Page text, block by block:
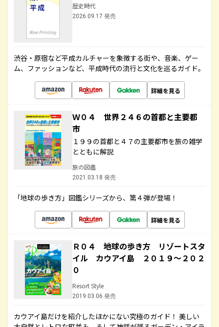
歴史時代
2026.09.17 発売
渋谷・原宿など平成カルチャーを象徴する街や、音楽、ゲー
ム、ファッションなど、平成時代の流行と文化を巡るガイド。
詳細を見る
Ｗ０４ 世界２４６の首都と主要都
市
１９９の首都と４７の主要都市を旅の雑学
とともに解説
旅の図鑑
2021.03.18 発売
「地球の歩き方」図鑑シリーズから、第４弾が登場！
詳細を見る
Ｒ０４ 地球の歩き方 リゾートスタ
イル カウアイ島 ２０１９～２０２
０
Resort Style
2019.03.06 発売
カウアイ島だけを紹介したほかにない究極のガイド！ 美しい